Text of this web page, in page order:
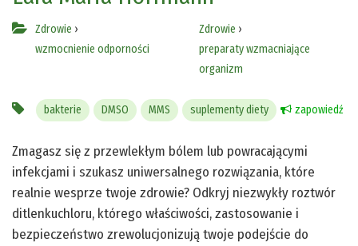
Zdrowie ›
wzmocnienie odporności
Zdrowie ›
preparaty wzmacniające
organizm
bakterie DMSO MMS suplementy diety zapowiedź
Zmagasz się z przewlekłym bólem lub powracającymi
infekcjami i szukasz uniwersalnego rozwiązania, które
realnie wesprze twoje zdrowie? Odkryj niezwykły roztwór
ditlenkuchloru, którego właściwości, zastosowanie i
bezpieczeństwo zrewolucjonizują twoje podejście do